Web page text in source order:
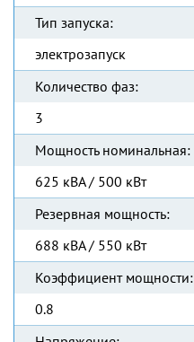
Тип запуска:
электрозапуск
Количество фаз:
3
Мощность номинальная:
625 кВА / 500 кВт
Резервная мощность:
688 кВА / 550 кВт
Коэффициент мощности:
0.8